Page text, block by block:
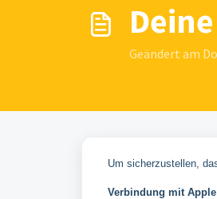
Geändert am
Um sicherzustellen,
Verbindung mit